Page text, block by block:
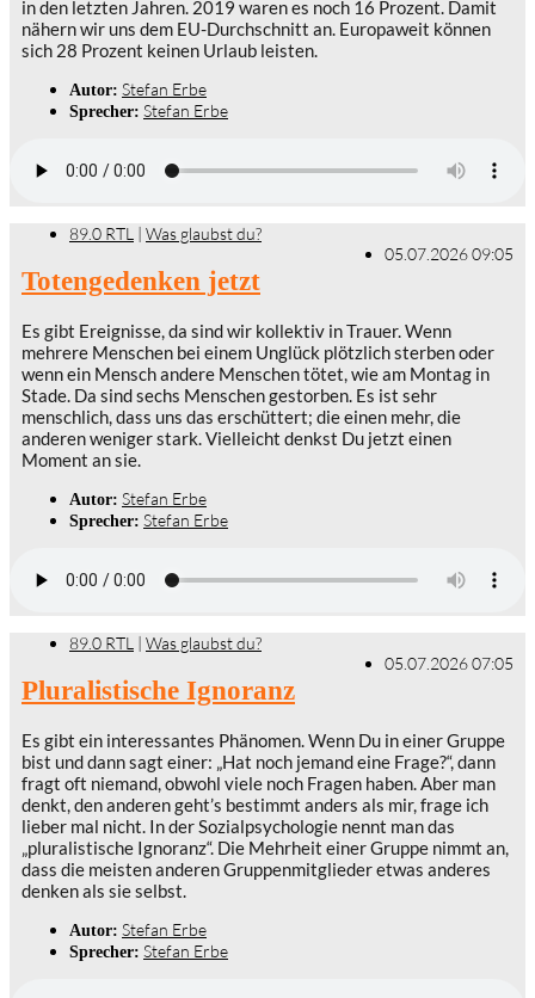
in den letzten Jahren. 2019 waren es noch 16 Prozent. Damit
nähern wir uns dem EU-Durchschnitt an. Europaweit können
sich 28 Prozent keinen Urlaub leisten.
Autor: Stefan Erbe
Sprecher: Stefan Erbe
89.0 RTL Was glaubst du?
05.07.2026 09:05
Totengedenken jetzt
Es gibt Ereignisse, da sind wir kollektiv in Trauer. Wenn
mehrere Menschen bei einem Unglück plötzlich sterben oder
wenn ein Mensch andere Menschen tötet, wie am Montag in
Stade. Da sind sechs Menschen gestorben. Es ist sehr
menschlich, dass uns das erschüttert; die einen mehr, die
anderen weniger stark. Vielleicht denkst Du jetzt einen
Moment an sie.
Autor: Stefan Erbe
Sprecher: Stefan Erbe
89.0 RTL | Was glaubst du?
05.07.2026 07:05
Pluralistische Ignoranz
Es gibt ein interessantes Phänomen. Wenn Du in einer Gruppe
bist und dann sagt einer: „Hat noch jemand eine Frage?“, dann
fragt oft niemand, obwohl viele noch Fragen haben. Aber man
denkt, den anderen geht’s bestimmt anders als mir, frage ich
lieber mal nicht. In der Sozialpsychologie nennt man das
„pluralistische Ignoranz“. Die Mehrheit einer Gruppe nimmt an,
dass die meisten anderen Gruppenmitglieder etwas anderes
denken als sie selbst.
Autor: Stefan Erbe
Sprecher: Stefan Erbe